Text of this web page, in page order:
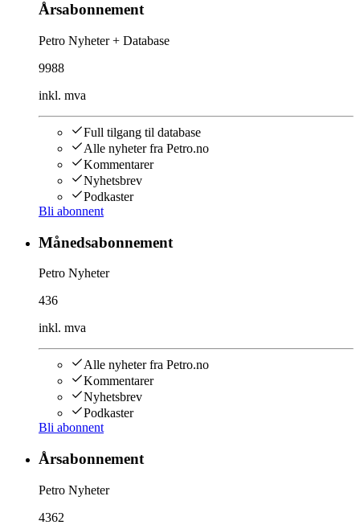
Årsabonnement
Petro Nyheter + Database
9988
inkl. mva
Full tilgang til database
Alle nyheter fra Petro.no
Kommentarer
Nyhetsbrev
Podkaster
Bli abonnent
Månedsabonnement
Petro Nyheter
436
inkl. mva
Alle nyheter fra Petro.no
Kommentarer
Nyhetsbrev
Podkaster
Bli abonnent
Årsabonnement
Petro Nyheter
4362